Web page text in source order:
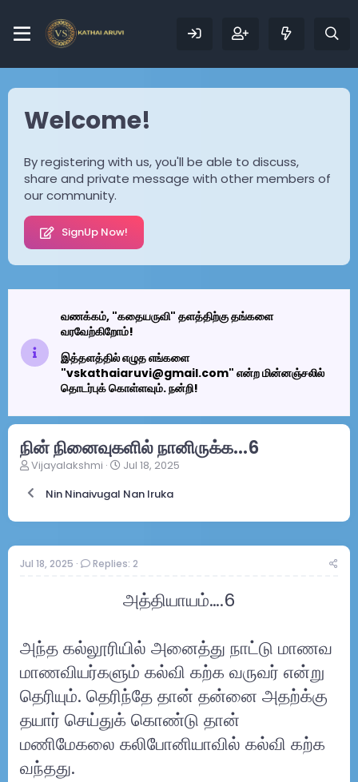
Welcome!
By registering with us, you'll be able to discuss,
share and private message with other members of
our community.
SignUp Now!
வணக்கம், "கதையருவி" தளத்திற்கு தங்களை
வரவேற்கிறோம்!
இத்தளத்தில் எழுத எங்களை
"vskathaiaruvi@gmail.com" என்ற மின்னஞ்சலில்
தொடர்புக் கொள்ளவும். நன்றி!
நின் நினைவுகளில் நானிருக்க...6
T
r
a
s
t
Vijayalakshmi
S
a
t
a
t
Jul 18, 2025
Nin Ninaivugal Nan Iruka
Jul 18, 2025 Replies: 2
அத்தியாயம்….6
அந்த கல்லூரியில் அனைத்து நாட்டு மாணவ
மாணவியர்களும் கல்வி கற்க வருவர் என்று
தெரியும். தெரிந்தே தான் தன்னை அதற்க்கு
தயார் செய்துக் கொண்டு தான்
மணிமேகலை கலிபோனியாவில் கல்வி கற்க
வந்தது.